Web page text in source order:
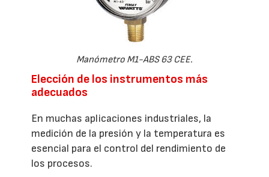
Manómetro M1-ABS 63 CEE.
Elección de los instrumentos más
adecuados
En muchas aplicaciones industriales, la
medición de la presión y la temperatura es
esencial para el control del rendimiento de
los procesos.